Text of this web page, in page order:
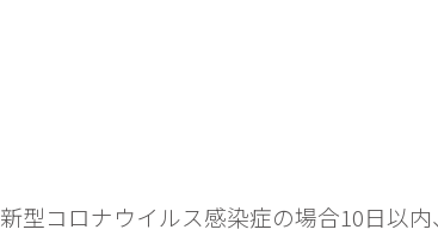
コロナウイルス感染症の場合10日以内